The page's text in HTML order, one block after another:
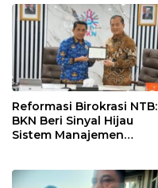
Reformasi Birokrasi NTB:
BKN Beri Sinyal Hijau
Sistem Manajemen